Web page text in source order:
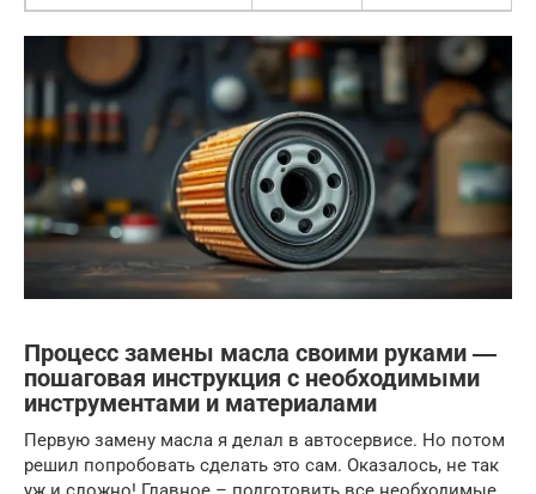
Процесс замены масла своими руками ―
пошаговая инструкция с необходимыми
инструментами и материалами
Первую замену масла я делал в автосервисе. Но потом
решил попробовать сделать это сам. Оказалось, не так